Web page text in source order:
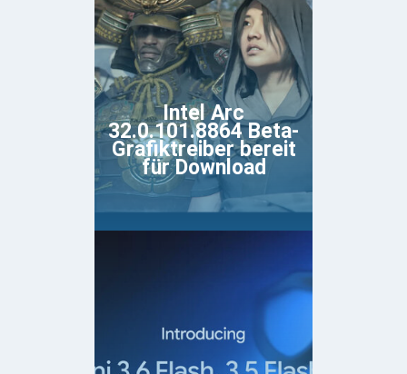
Intel Arc
32.0.101.8864 Beta-
Grafiktreiber bereit
für Download